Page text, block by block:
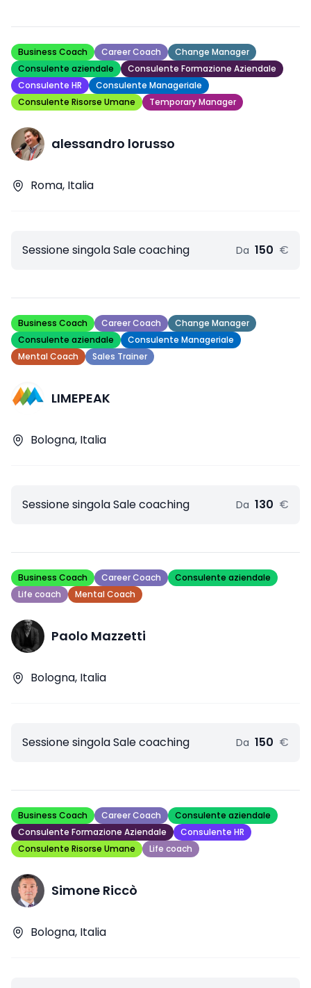
Business Coach Career Coach
Change Manager
Consulente aziendale
Consulente Formazione Aziendale
Consulente HR
Consulente Manageriale
Consulente Risorse Umane
Temporary Manager
alessandro lorusso
Roma, Italia
Sessione singola Sale coaching Da 150 €
Business Coach Career Coach
Change Manager
Consulente aziendale
Consulente Manageriale
Mental Coach
Sales Trainer
LIMEPEAK
Bologna, Italia
Sessione singola Sale coaching Da 130 €
Business Coach Career Coach
Consulente aziendale
Life coach
Mental Coach
Paolo Mazzetti
Bologna, Italia
Sessione singola Sale coaching Da 150 €
Business Coach Career Coach
Consulente aziendale
Consulente Formazione Aziendale
Consulente HR
Consulente Risorse Umane
Life coach
Simone Riccò
Bologna, Italia